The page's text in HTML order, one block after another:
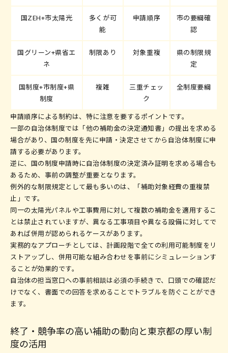
国ZEH+市太陽光
多くが可
能
申請順序
市の要綱確
認
国グリーン+県省エ
ネ
制限あり 対象重複
県の制限規
定
国制度+市制度+県
制度
複雑
三重チェッ
ク
全制度要綱
申請順序による制約は、特に注意を要するポイントです。
一部の自治体制度では「他の補助金の決定通知書」の提出を求める
場合があり、国の制度を先に申請・決定させてから自治体制度に申
請する必要があります。
逆に、国の制度申請時に自治体制度の決定済み証明を求める場合も
あるため、事前の調整が重要となります。
例外的な制限規定として最も多いのは、「補助対象経費の重複禁
止」です。
同一の太陽光パネルや工事費用に対して複数の補助金を適用するこ
とは禁止されていますが、異なる工事項目や異なる設備に対してで
あれば併用が認められるケースがあります。
実務的なアプローチとしては、計画段階で全ての利用可能制度をリ
ストアップし、併用可能な組み合わせを事前にシミュレーションす
ることが効果的です。
自治体の担当窓口への事前相談は必須の手続きで、口頭での確認だ
けでなく、書面での回答を求めることでトラブルを防ぐことができ
ます。
終了・競争率の高い補助の動向と東京都の厚い制
度の活用